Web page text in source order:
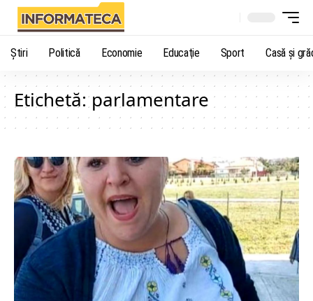
Știri Politică Economie Educaţie Sport Casă şi
Etichetă:parlamentare